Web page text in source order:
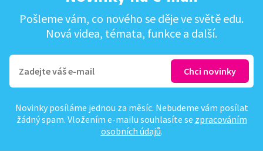
Pošleme vám, co nového se děje ve světě edu.
Nová videa, témata, funkce a další.
Novinky posíláme jednou za měsíc. Nebudeme vám posílat
žádný spam. Vložením e-mailu souhlasíte se zpracováním
osobních údajů.